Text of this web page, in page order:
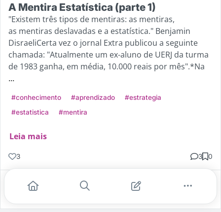
A Mentira Estatística (parte 1)
"Existem três tipos de mentiras: as mentiras,
as mentiras deslavadas e a estatística." Benjamin
DisraeliCerta vez o jornal Extra publicou a seguinte
chamada: "Atualmente um ex-aluno de UERJ da turma
de 1983 ganha, em média, 10.000 reais por mês".*Na
...
#conhecimento #aprendizado
#estrategia
#estatistica
#mentira
Leia mais
3 3 0